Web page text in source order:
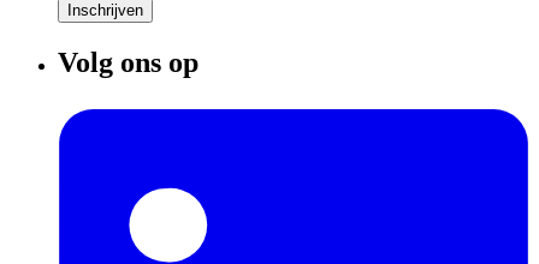
Inschrijven
Volg ons op